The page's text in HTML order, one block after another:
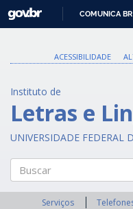
GOVBR
COMUNICA BR
ACESSIBILIDADE
Instituto de
Letras e
UNIVERSIDADE FEDERAL
Buscar
Serviços